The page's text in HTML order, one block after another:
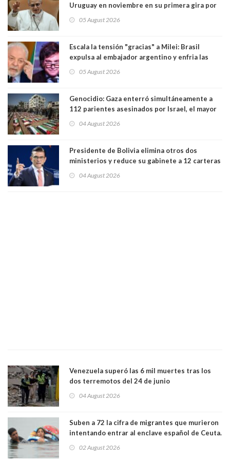
Uruguay en noviembre en su primera gira por
05 August 2026
Escala la tensión "gracias" a Milei: Brasil
expulsa al embajador argentino y enfria las
trasandino
05 August 2026
Genocidio: Gaza enterró simultáneamente a
112 parientes asesinados por Israel, el mayor
muertos figuran 44 niños y nueve ancianos
04 August 2026
Presidente de Bolivia elimina otros dos
ministerios y reduce su gabinete a 12 carteras
04 August 2026
Venezuela superó las 6 mil muertes tras los
dos terremotos del 24 de junio
04 August 2026
Suben a 72 la cifra de migrantes que murieron
intentando entrar al enclave español de Ceuta.
02 August 2026